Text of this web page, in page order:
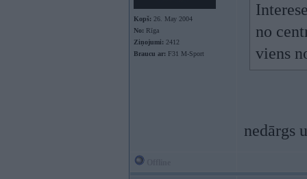
Kopš: 26. May 2004
No: Rīga
Ziņojumi: 2412
Braucu ar: F31 M-Sport
no
viens
nedārgs